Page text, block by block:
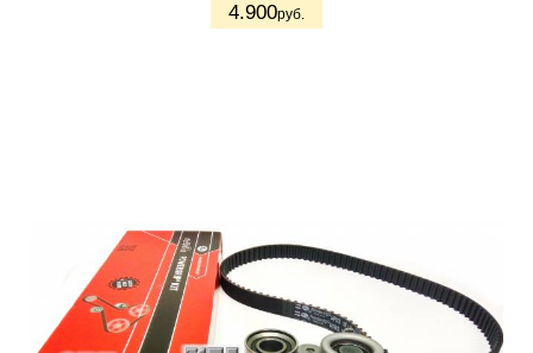
4.900руб.